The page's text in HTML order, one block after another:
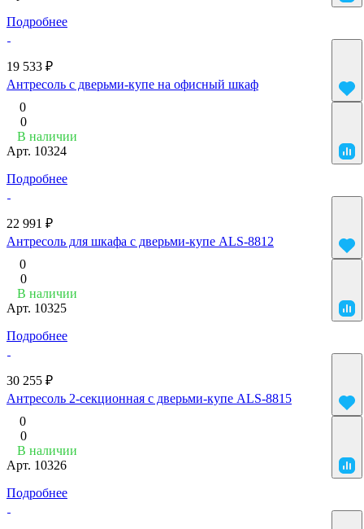
Подробнее
19 533 ₽
Антресоль с дверьми-купе на офисный шкаф
0
0
В наличии
Арт. 10324
Подробнее
22 991 ₽
Антресоль для шкафа с дверьми-купе ALS-8812
0
0
В наличии
Арт. 10325
Подробнее
30 255 ₽
Антресоль 2-секционная с дверьми-купе ALS-8815
0
0
В наличии
Арт. 10326
Подробнее